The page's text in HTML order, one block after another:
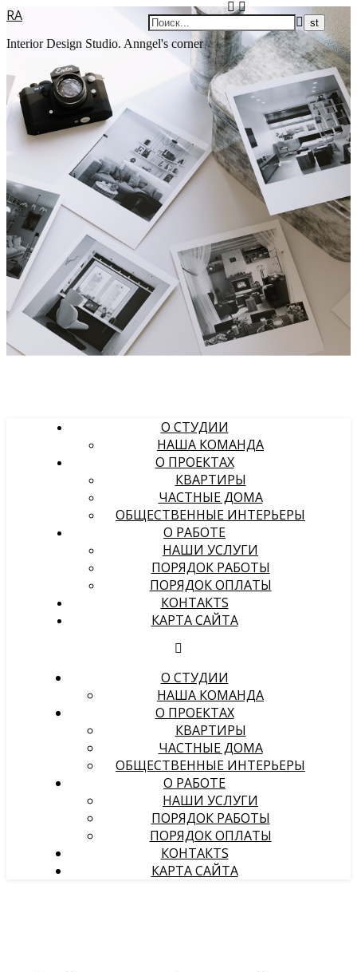
RA
Interior Design Studio. Anngel's corner
О СТУДИИ
НАША КОМАНДА
О ПРОЕКТАХ
КВАРТИРЫ
ЧАСТНЫЕ ДОМА
ОБЩЕСТВЕННЫЕ ИНТЕРЬЕРЫ
О РАБОТЕ
НАШИ УСЛУГИ
ПОРЯДОК РАБОТЫ
ПОРЯДОК ОПЛАТЫ
КОНТАКТS
КАРТА САЙТА
О СТУДИИ
НАША КОМАНДА
О ПРОЕКТАХ
КВАРТИРЫ
ЧАСТНЫЕ ДОМА
ОБЩЕСТВЕННЫЕ ИНТЕРЬЕРЫ
О РАБОТЕ
НАШИ УСЛУГИ
ПОРЯДОК РАБОТЫ
ПОРЯДОК ОПЛАТЫ
КОНТАКТS
КАРТА САЙТА